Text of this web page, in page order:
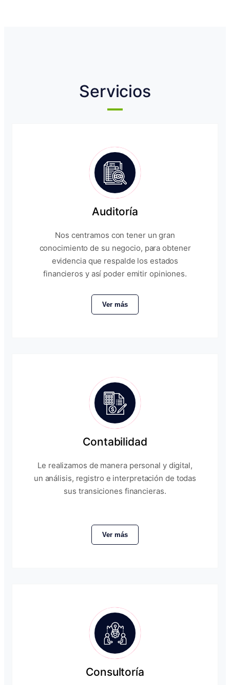
Servicios
Auditoría
Nos centramos con tener un gran
conocimiento de su negocio, para obtener
evidencia que respalde los estados
financieros y así poder emitir opiniones.
Ver más
Contabilidad
Le realizamos de manera personal y digital,
un análisis, registro e interpretación de todas
sus transiciones financieras.
Ver más
Consultoría